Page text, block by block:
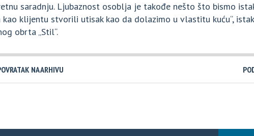
saradnju. Ljubaznost osoblja je takođe nešto što bismo
kao klijentu stvorili utisak kao da dolazimo u vlastitu kuću“,
obrta „Stil“.
NA ARHIVU